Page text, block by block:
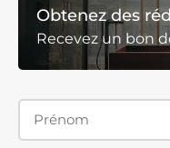
Obtenez des
Recevez un bon